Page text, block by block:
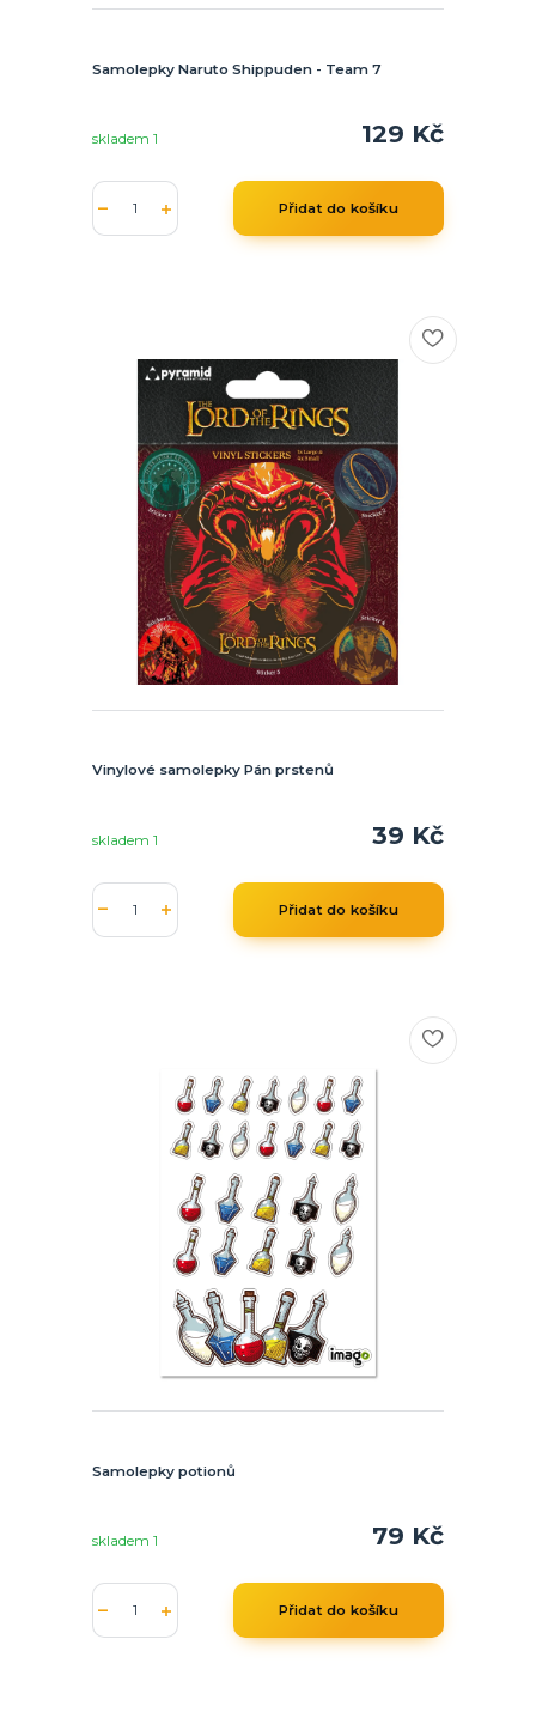
Samolepky Naruto Shippuden - Team 7
129 Kč
skladem 1
Přidat do košíku
Vinylové samolepky Pán prstenů
39 Kč
skladem 1
Přidat do košíku
Samolepky potionů
79 Kč
skladem 1
Přidat do košíku